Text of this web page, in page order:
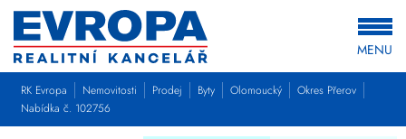
MENU
RK Evropa Nemovitosti Prodej Byty Olomoucký
Okres Přerov
Nabídka č. 102756